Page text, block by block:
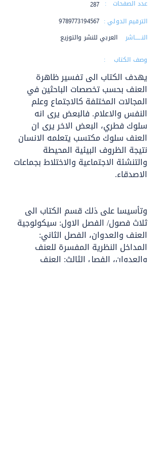
287 عدد الصفحات :
9789773194567
الترقيم الدولي :
العربي للنشر والتوزيعالنــــــاشر :
وصف الكتاب :
يهدف الكتاب الى تفسير ظاهرة
العنف بحسب تخصصات الباحثين في
المجالات المختلفة كالاجتماع وعلم
النفس والاعلام. فالبعض يرى انه
سلوك فطري، البعض الاخر يرى ان
العنف سلوك مكتسب يتعلمه الانسان
نتيجة الظروف البيئية المحيطة
والتنشئة الاجتماعية والاختلاط بجماعات
الاصدقاء.
وتأسيسا على ذلك قسم الكتاب الى
ثلاث فصول/ الفصل الاول: سيكولوجية
العنف والعدوان، الفصل الثاني:
المداخل النظرية المفسرة للعنف
والعدوان، الفصل الثالث: العنف